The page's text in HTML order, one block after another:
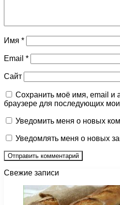
Имя *
Email *
Сайт
Сохранить моё имя, email и
браузере для последующих
Уведомить меня о новых
Уведомлять меня о новых
Свежие записи